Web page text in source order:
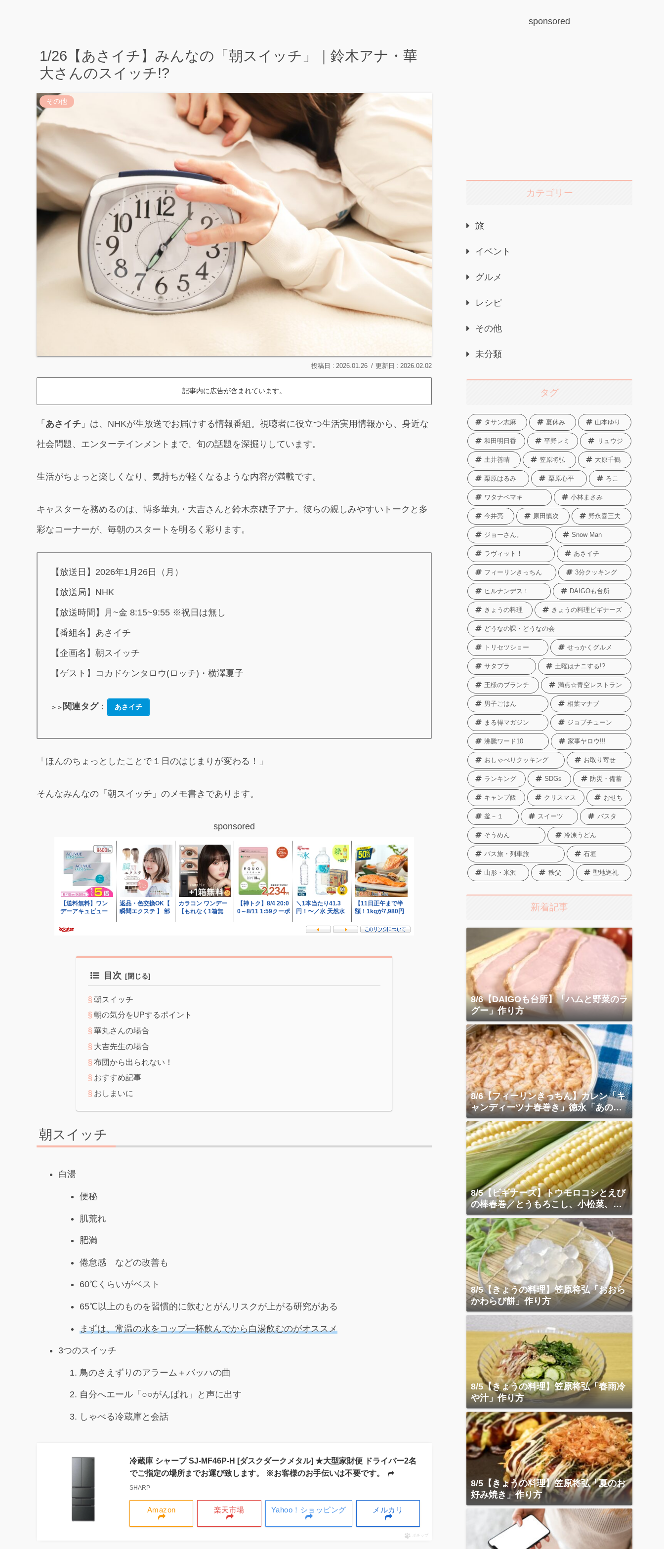
1/26【あさイチ】みんなの「朝スイッチ」｜鈴木アナ・華
大さんのスイッチ!?
その他
2026.01.26 2026.02.02
記事内に広告が含まれています。
「 あさイチ 」は、NHKが生放送でお届けする情報番組。視聴者に役立つ生活実用情報から、身近な
社会問題、エンターテインメントまで、旬の話題を深掘りしています。
生活がちょっと楽しくなり、気持ちが軽くなるような内容が満載です。
キャスターを務めるのは、博多華丸・大吉さんと鈴木奈穂子アナ。彼らの親しみやすいトークと多
彩なコーナーが、毎朝のスタートを明るく彩ります。
【放送日】2026年1月26日（月）
【放送局】NHK
【放送時間】月~金 8:15~9:55 ※祝日は無し
【番組名】あさイチ
【企画名】朝スイッチ
【ゲスト】コカドケンタロウ(ロッチ)・横澤夏子
＞＞ 関連タグ： あさイチ
「ほんのちょっとしたことで１日のはじまりが変わる！」
そんなみんなの「朝スイッチ」のメモ書きであります。
sponsored
目次
朝スイッチ
朝の気分をUPするポイント
華丸さんの場合
大吉先生の場合
布団から出られない！
おすすめ記事
おしまいに
朝スイッチ
白湯
便秘
肌荒れ
肥満
倦怠感 などの改善も
60℃くらいがベスト
65℃以上のものを習慣的に飲むとがんリスクが上がる研究がある
まずは、常温の水をコップ一杯飲んでから白湯飲むのがオススメ
3つのスイッチ
鳥のさえずりのアラーム＋バッハの曲
自分へエール「○○がんばれ」と声に出す
しゃべる冷蔵庫と会話
冷蔵庫 シャープ SJ-MF46P-H [ダスクダークメタル] ★大型家財便 ドライバー2名
でご指定の場所までお運び致します。 ※お客様のお手伝いは不要です。
SHARP
Amazon 楽天市場 Yahoo！ショッピング メルカリ
ポチップ
sponsored
カテゴリー
旅
イベント
グルメ
レシピ
その他
未分類
タグ
タサン志麻 夏休み 山本ゆり
和田明日香 平野レミ リュウジ
土井善晴 笠原将弘 大原千鶴
栗原はるみ 栗原心平 ろこ
ワタナベマキ 小林まさみ
今井亮 原田慎次 野永喜三夫
ジョーさん。 Snow Man
ラヴィット！ あさイチ
フィーリンきっちん 3分クッキング
ヒルナンデス！ DAIGOも台所
きょうの料理 きょうの料理ビギナーズ
どうなの課・どうなの会
トリセツショー せっかくグルメ
サタプラ 土曜はナニする!?
王様のブランチ 満点☆青空レストラン
男子ごはん 相葉マナブ
まる得マガジン ジョブチューン
沸騰ワード10 家事ヤロウ!!!
おしゃべりクッキング お取り寄せ
ランキング SDGs 防災・備蓄
キャンプ飯 クリスマス おせち
釜－１ スイーツ パスタ
そうめん 冷凍うどん
バス旅・列車旅 石垣
山形・米沢 秩父 聖地巡礼
新着記事
8/6【DAIGOも台所】「ハムと野菜のラ
グー」作り方
8/6【フィーリンきっちん】カレン「キ
ャンディーツナ春巻き」徳永「あの店
の天津飯」
8/5【ビギナーズ】トウモロコシとえび
の棒春巻／とうもろこし、小松菜、ベ
ーコン炒め
8/5【きょうの料理】笠原将弘「おおら
かわらび餅」作り方
8/5【きょうの料理】笠原将弘「春雨冷
や汁」作り方
8/5【きょうの料理】笠原将弘「夏のお
好み焼き」作り方